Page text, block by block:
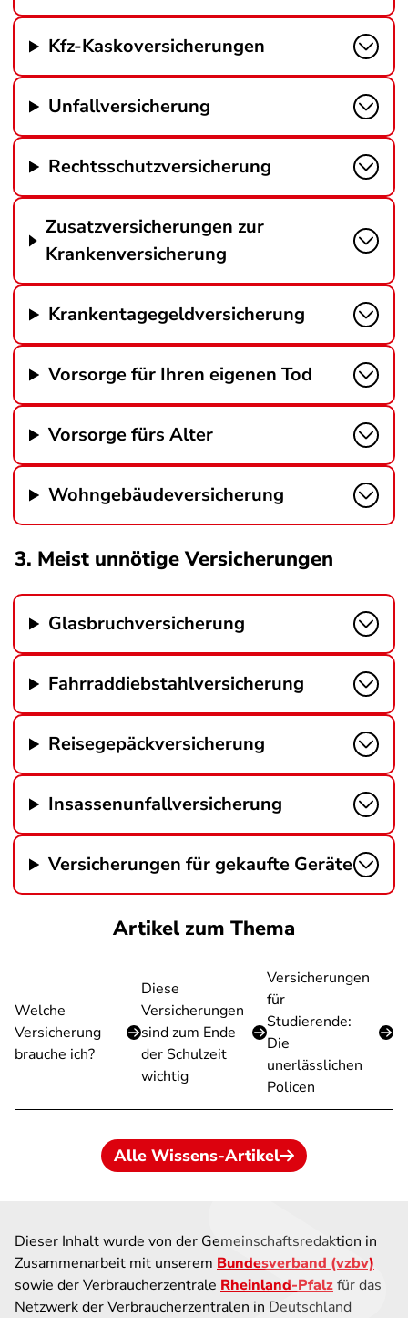
Kfz-Kaskoversicherungen
Unfallversicherung
Rechtsschutzversicherung
Zusatzversicherungen zur
Krankenversicherung
Krankentagegeldversicherung
Vorsorge für Ihren eigenen Tod
Vorsorge fürs Alter
Wohngebäudeversicherung
3. Meist unnötige Versicherungen
Glasbruchversicherung
Fahrraddiebstahlversicherung
Reisegepäckversicherung
Insassenunfallversicherung
Versicherungen für gekaufte Geräte
Artikel zum Thema
Welche
Versicherung
brauche ich?
Diese
Versicherungen
sind zum Ende
der Schulzeit
wichtig
Versicherungen
für
Studierende:
Die
unerlässlichen
Policen
Alle Wissens-Artikel
Dieser Inhalt wurde von der Gemeinschaftsredaktion in
Zusammenarbeit mit unserem Bundesverband (vzbv)
sowie der Verbraucherzentrale Rheinland-Pfalzfür das
Netzwerk der Verbraucherzentralen in Deutschland